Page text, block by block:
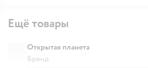
Ещё товары
Открытая планета
Бренд